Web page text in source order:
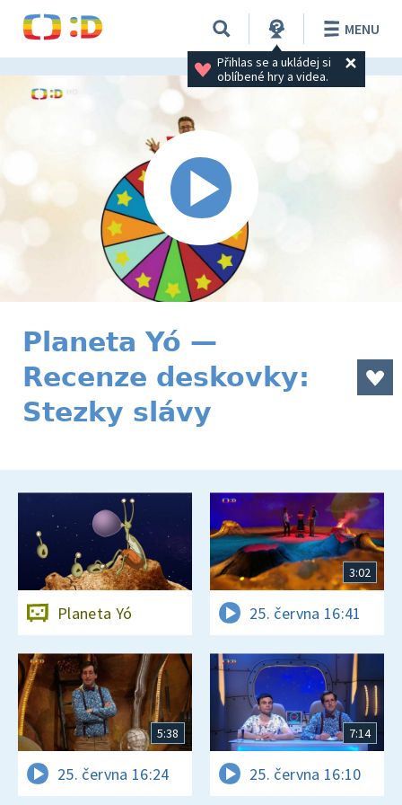
Přihlas se a ukládej si
oblíbené hry a videa.
MENU
Planeta Yó —
Recenze deskovky:
Stezky slávy
Planeta Yó
3:02
25. června 16:41
5:38
25. června 16:24
7:14
25. června 16:10